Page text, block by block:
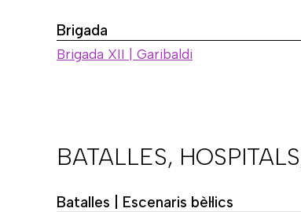
Brigada
Brigada XII | Garibaldi
BATALLES,
Batalles | Escenaris bèl·lics